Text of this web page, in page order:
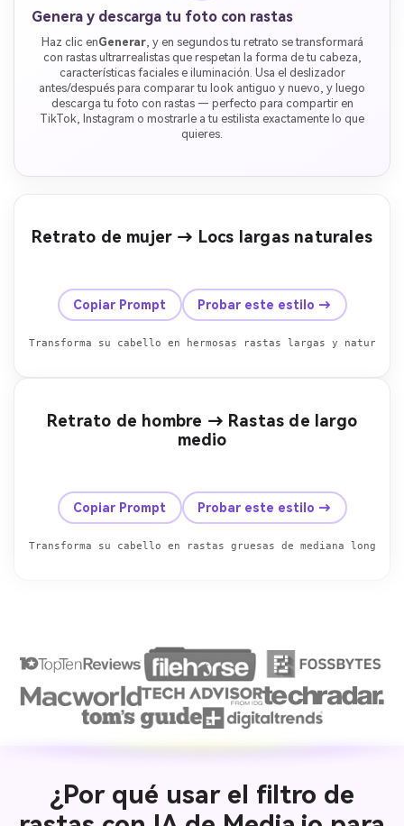
Genera y descarga tu foto con rastas
Haz clic enGenerar, y en segundos tu retrato se transformará
con rastas ultrarrealistas que respetan la forma de tu cabeza,
características faciales e iluminación. Usa el deslizador
antes/después para comparar tu look antiguo y nuevo, y luego
descarga tu foto con rastas — perfecto para compartir en
TikTok, Instagram o mostrarle a tu estilista exactamente lo que
quieres.
Retrato de mujer → Locs largas naturales
Antes Después
Copiar Prompt Probar este estilo →
Transforma su cabello en hermosas rastas largas y
Retrato de hombre → Rastas de largo
medio
Antes Después
Copiar Prompt Probar este estilo →
Transforma su cabello en rastas gruesas de mediana
¿Por qué usar el filtro de